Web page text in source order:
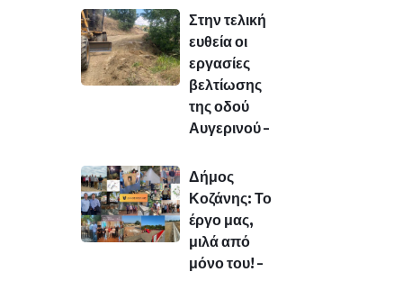
Στην τελική
ευθεία οι
εργασίες
βελτίωσης
της οδού
Αυγερινού –
Δήμος
Κοζάνης: Το
έργο μας,
μιλά από
μόνο του! –